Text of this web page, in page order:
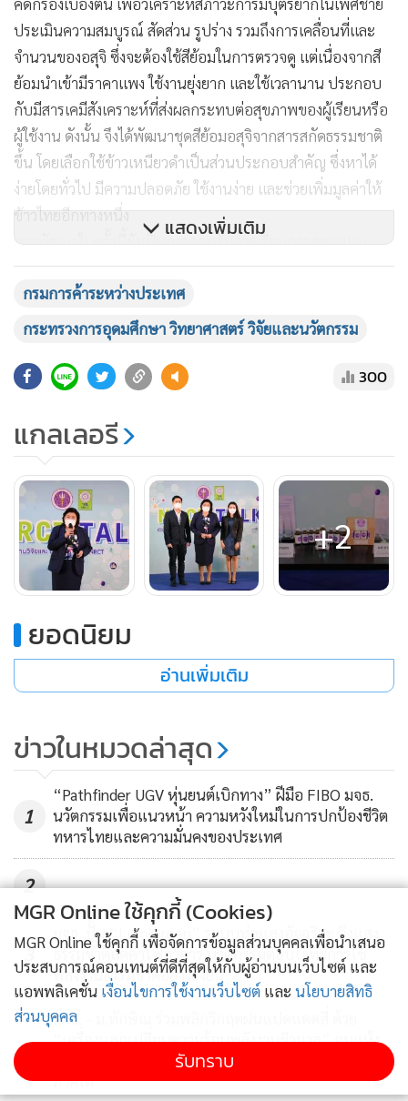
ประเมินความสมบูรณ์ สัดส่วน รูปร่าง รวมถึงการเคลื่อนที่และ
จำนวนของอสุจิ ซึ่งจะต้องใช้สีย้อมในการตรวจดู แต่เนื่องจากสี
ย้อมนำเข้ามีราคาแพง ใช้งานยุ่งยาก และใช้เวลานาน ประกอบ
กับมีสารเคมีสังเคราะห์ที่ส่งผลกระทบต่อสุขภาพของผู้เรียนหรือ
ผู้ใช้งาน ดังนั้น จึงได้พัฒนาชุดสีย้อมอสุจิจากสารสกัดธรรมชาติ
ขึ้น โดยเลือกใช้ข้าวเหนียวดำเป็นส่วนประกอบสำคัญ ซึ่งหาได้
ง่ายโดยทั่วไป มีความปลอดภัย ใช้งานง่าย และช่วยเพิ่มมูลค่าให้
ข้าวไทยอีกทางหนึ่ง
การพัฒนาในครั้งนี้ยังเป็นการกระตุ้นการเรียนการสอนแบบ
STEM ไปพร้อม ๆ กัน คือ การใช้ความรู้ทางวิทยาศาสตร์และ
เทคโนโลยีในการสกัดสี (Science,Technology) การออกแบบ
เครื่องย้อมอัตโนมัติ(Engineering) และการคำนวณสารต่าง ๆ ที่
ใช้ในการสกัด (Mathematics) เป็นการบูรณาการความรู้ของ
ภาควิชาเทคนิคการแพทย์ ผลลัพธ์ คือ ได้นวัตกรรมชุดย้อมสีอสุจี
ปลอดภัย ไร้สารพิษตกค้าง โดยปัจจุบันนำไปประยุกต์ใช้ในศูนย์ผู้
มีบุตรยากของโรงพยาบาลธรรมศาสตร์เฉลิมพระเกียรติ เพื่อ
วางแผนและรักษาชายที่มีภาวะมีบุตรยากได้ตรงจุด หรือใช้ใน
กระบวนการทางนิติวิทยาศาสตร์ ที่ห้องปฏิบัติการเทคนิคการ
แพทย์โรงพยาบาลชลบุรี โดยใช้ย้อมตัวอย่างจากสำลีป้ายช่อง
คลอด กรณีผู้หญิงถูกกระทำชำเรา ซึ่งจะสามารถเป็นหลักฐาน
ชี้ตัวผู้กระทำความผิดได้ จึงขอขอบคุณการสนับสนุนจาก วช. ใน
ท้ายที่สุด ทีมนักวิจัย สามารถคิดค้นสีย้อมอสุจิทดแทนการนำเข้า
ได้สำเร็จ และมีประสิทธิภาพสูงใกล้เคียงกับสีสังเคราะห์ที่ได้รับ
การยอมรับในระดับนานาชาติและประเทศ ถือเป็นงานวิจัยแรก
ว่า สีย้อม บีอาร์นี้จะมีความจำเป็นมากขึ้น เนื่องจากการตรวจ
อสุจิในประเทศไทยมีความก้าวหน้าอย่างต่อเนื่อง และประชาชน
มีความสนใจเพิ่มขึ้น โดยผู้ที่สนใจสามารถเดินทางเข้ามาตรวจ
ได้ที่ คณะสหเวชศาสตร์ มหาวิทยาลัยธรรมศาสตร์ โดยขณะนี้มี
ความพร้อมพัฒนาและวิจัยร่วมกับภาครัฐหรือเอกชน อาทิ กรม
การค้าระหว่างประเทศในการสร้าง Roadmap และร่วมมือกับ
มหาวิทยาลัยมหิดล พัฒนาสีย้อมให้เป็นรูปแบบผง เพื่อสะดวกใน
การใช้งาน ตอบโจทย์การผลิตเชิงพาณิชย์ พร้อมขยายการใช้งาน
ไปสู่คลินิก หรือโรงพยาบาลในประเทศต่อไป
“โดยสารแอนโทรไซยานิน เป็นสารหลักที่สกัดได้จากเปลือกข้าว
เหนียวดำ หรือแกลบ สามารถติดสีตัวอสุจิได้ดีที่สุด จึงใช้สารสกัด
ดังกล่าว ร่วมกับสารเพิ่มประจุบวก Potassium alum เพื่อไปจับ
กับสารพันธุกรรมประจุลบในนิวเคลียส วิธีการย้อม โดยนำน้ำอสุจิ
ใส่ในภาชนะใช้แผ่นสไลด์จุ่ม รอให้แห้ง นำสีย้อมมาป้าย และส่อง
แสดงเพิ่มเติม
กรมการค้าระหว่างประเทศ
กระทรวงการอุดมศึกษา วิทยาศาสตร์ วิจัยและนวัตกรรม
300
แกลเลอรี
+2
ยอดนิยม
อ่านเพิ่มเติม
ข่าวในหมวดล่าสุด
1
“Pathfinder UGV หุ่นยนต์เบิกทาง” ฝีมือ FIBO มจธ.
นวัตกรรมเพื่อแนวหน้า ความหวังใหม่ในการปกป้องชีวิต
ทหารไทยและความมั่นคงของประเทศ
2
3
มจธ. ปั้น “LumiGreen” ระบบท่อแสงอัจฉริยะ ดึงแสง
ธรรมชาติลดค่าไฟอาคาร นวัตกรรมตอบโจทย์การใช้
พลังงานธรรมชาติอย่างยั่งยืน
4
มจธ. - ม.ทักษิณ ร่วมพลิกวิกฤตฝนแปดแดดสี่ ด้วย
“เครื่องแลกเปลี่ยนความร้อนพลังงานชีวมวล” อบแห้ง
ได้ 365 วัน ไม่ง้อแดด สร้างรายได้ยั่งยืนให้วิสาหกิจชุมชน
ภาคใต้
MGR Online ใช้คุกกี้ (Cookies)
MGR Online ใช้คุกกี้ เพื่อจัดการข้อมูลส่วนบุคคลเพื่อนำเสนอ
ประสบการณ์คอนเทนต์ที่ดีที่สุดให้กับผู้อ่านบนเว็บไซต์ และ
แอพพลิเคชั่น เงื่อนไขการใช้งานเว็บไซต์ และ นโยบายสิทธิ
ส่วนบุคคล
รับทราบ